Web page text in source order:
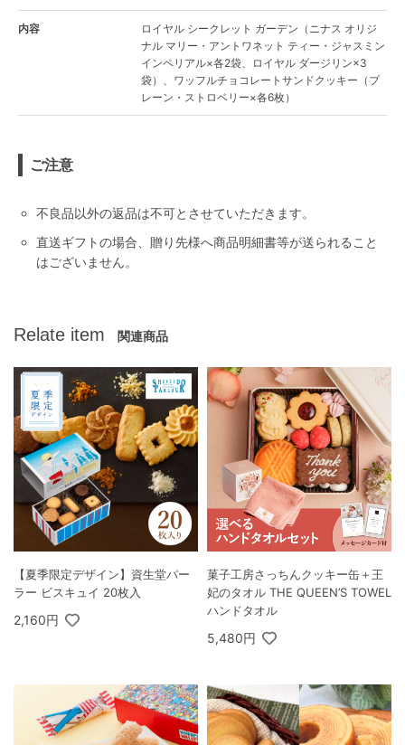
内容
ロイヤル シークレット ガーデン（ニナス オリジ
ナル マリー・アントワネット ティー・ジャスミン
インペリアル×各2袋、ロイヤル ダージリン×3
袋）、ワッフルチョコレートサンドクッキー（プ
レーン・ストロベリー×各6枚）
ご注意
不良品以外の返品は不可とさせていただきます。
直送ギフトの場合、贈り先様へ商品明細書等が送られること
はございません。
Relate item 関連商品
【夏季限定デザイン】資生堂パー
ラー ビスキュイ 20枚入
2,160円
菓子工房さっちんクッキー缶＋王
妃のタオル THE QUEEN’S TOWEL
ハンドタオル
5,480円